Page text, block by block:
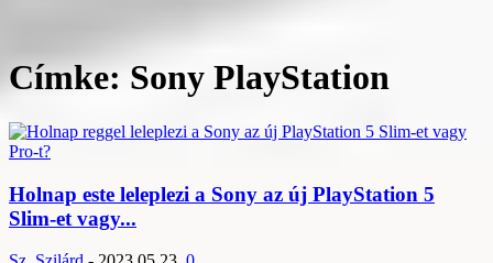
Címke: Sony PlayStation
Holnap este leleplezi a Sony az új PlayStation 5
Slim-et vagy...